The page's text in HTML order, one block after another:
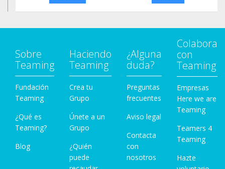
Sobre
Teaming
Fundación
Teaming
¿Qué es
Teaming?
Blog
Haciendo
Teaming
Crea tu
Grupo
Únete a un
Grupo
¿Quién
puede
¿Alguna
duda?
Preguntas
frecuentes
Aviso legal
Contacta
con
nosotros
Colabora
con
Teaming
Empresas
Here we are
Teaming
Teamers 4
Teaming
Hazte